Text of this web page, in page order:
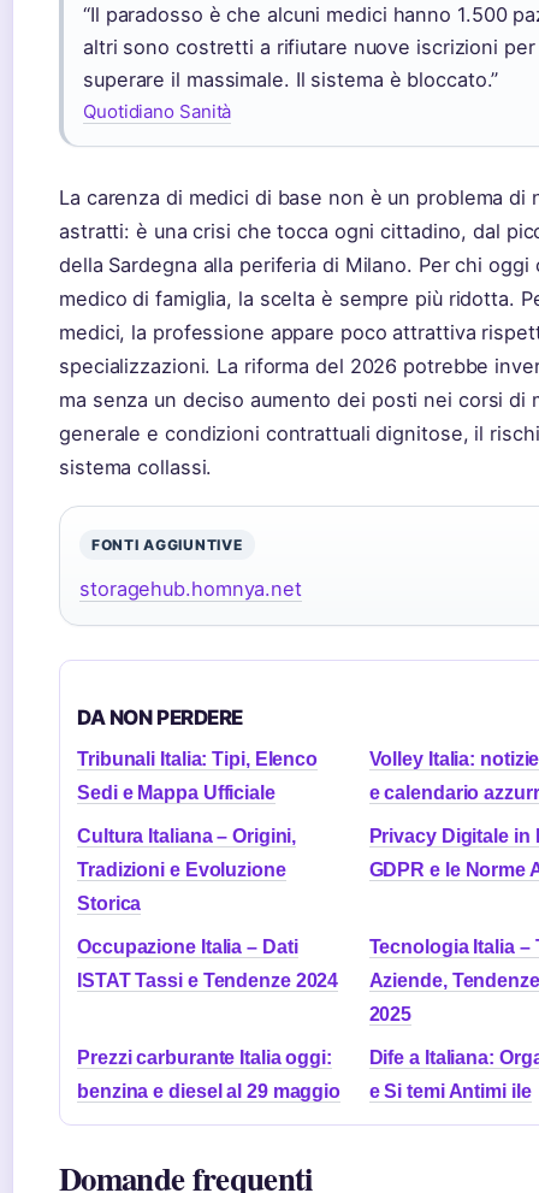
“Il paradosso è che alcuni medici hanno 1.500
altri sono costretti a rifiutare nuove iscrizioni
superare il massimale. Il sistema è bloccato.”
Quotidiano Sanità
La carenza di medici di base non è un problema di
astratti: è una crisi che tocca ogni cittadino, dal
della Sardegna alla periferia di Milano. Per chi oggi
medico di famiglia, la scelta è sempre più ridotta.
medici, la professione appare poco attrattiva
specializzazioni. La riforma del 2026 potrebbe
ma senza un deciso aumento dei posti nei corsi di
generale e condizioni contrattuali dignitose, il
sistema collassi.
FONTI AGGIUNTIVE
storagehub.homnya.net
DA NON PERDERE
Tribunali Italia: Tipi, Elenco
Sedi e Mappa Ufficiale
Volley Italia:
e calendario
Cultura Italiana – Origini,
Tradizioni e Evoluzione
Storica
Privacy Digitale in
GDPR e le Norme
Occupazione Italia – Dati
ISTAT Tassi e Tendenze 2024
Tecnologia Italia –
Aziende,
2025
Prezzi carburante Italia oggi:
benzina e diesel al 29 maggio
Dife a Italiana:
e Si temi Antimi ile
Domande frequenti